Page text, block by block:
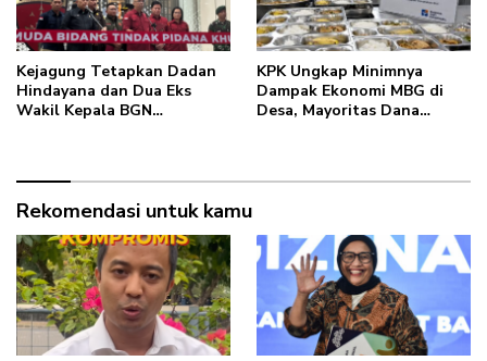
Kejagung Tetapkan Dadan
Hindayana dan Dua Eks
Wakil Kepala BGN
KPK Ungkap Minimnya
Dampak Ekonomi MBG di
Desa, Mayoritas Dana
Rekomendasi untuk kamu